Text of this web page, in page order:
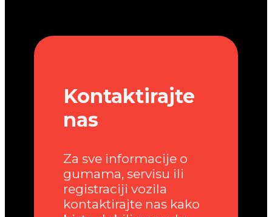
Kontaktirajte
nas
Za sve informacije o
gumama, servisu ili
registraciji vozila
kontaktirajte nas kako